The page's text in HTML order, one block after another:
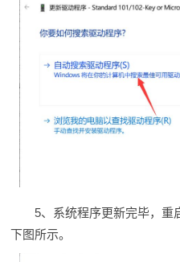
5、系统程序更新完毕，重
下图所示。